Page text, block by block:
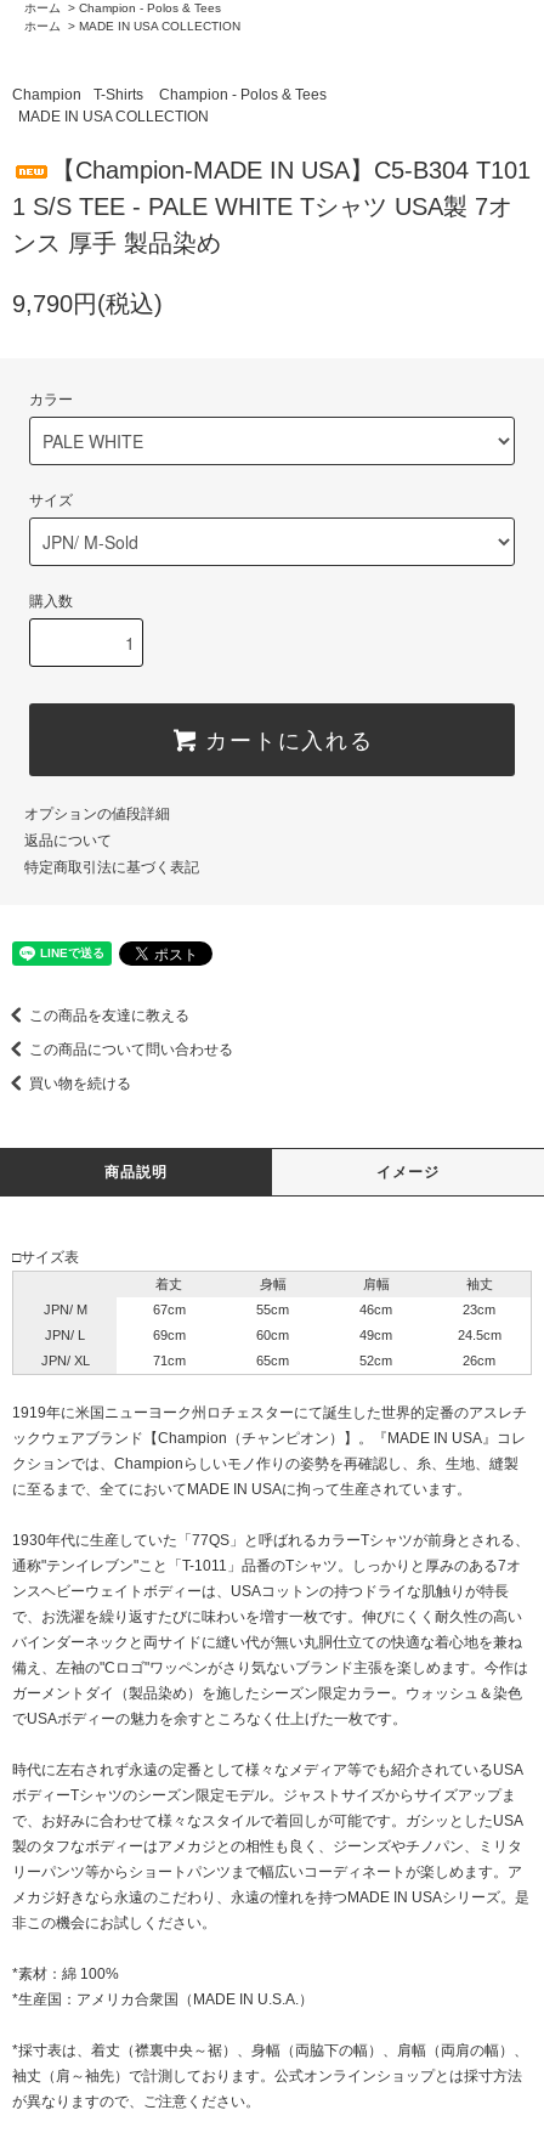
ホーム
> Champion - Polos & Tees
ホーム
> MADE IN USA COLLECTION
Champion T-Shirts
Champion - Polos & Tees
MADE IN USA COLLECTION
【Champion-MADE IN USA】C5-B304 T101
1 S/S TEE - PALE WHITE Tシャツ USA製 7オ
ンス 厚手 製品染め
9,790円(税込)
カラー
サイズ
購入数
カートに入れる
オプションの値段詳細
返品について
特定商取引法に基づく表記
この商品を友達に教える
この商品について問い合わせる
買い物を続ける
商品説明 イメージ
□サイズ表
着丈 身幅 肩幅
袖丈
JPN/ M
67cm 55cm 46cm
23cm
JPN/ L
69cm 60cm 49cm
24.5cm
JPN/ XL
71cm 65cm 52cm 26cm
1919年に米国ニューヨーク州ロチェスターにて誕生した世界的定番のアスレチ
ックウェアブランド【Champion（チャンピオン）】。『MADE IN USA』コレ
クションでは、Championらしいモノ作りの姿勢を再確認し、糸、生地、縫製
に至るまで、全てにおいてMADE IN USAに拘って生産されています。
1930年代に生産していた「77QS」と呼ばれるカラーTシャツが前身とされる、
通称"テンイレブン"こと「T-1011」品番のTシャツ。しっかりと厚みのある7オ
ンスヘビーウェイトボディーは、USAコットンの持つドライな肌触りが特長
で、お洗濯を繰り返すたびに味わいを増す一枚です。伸びにくく耐久性の高い
バインダーネックと両サイドに縫い代が無い丸胴仕立ての快適な着心地を兼ね
備え、左袖の"Cロゴ"ワッペンがさり気ないブランド主張を楽しめます。今作は
ガーメントダイ（製品染め）を施したシーズン限定カラー。ウォッシュ＆染色
でUSAボディーの魅力を余すところなく仕上げた一枚です。
時代に左右されず永遠の定番として様々なメディア等でも紹介されているUSA
ボディーTシャツのシーズン限定モデル。ジャストサイズからサイズアップま
で、お好みに合わせて様々なスタイルで着回しが可能です。ガシッとしたUSA
製のタフなボディーはアメカジとの相性も良く、ジーンズやチノパン、ミリタ
リーパンツ等からショートパンツまで幅広いコーディネートが楽しめます。ア
メカジ好きなら永遠のこだわり、永遠の憧れを持つMADE IN USAシリーズ。是
非この機会にお試しください。
*素材：綿 100%
*生産国：アメリカ合衆国（MADE IN U.S.A.）
*採寸表は、着丈（襟裏中央～裾）、身幅（両脇下の幅）、肩幅（両肩の幅）、
袖丈（肩～袖先）で計測しております。公式オンラインショップとは採寸方法
が異なりますので、ご注意ください。